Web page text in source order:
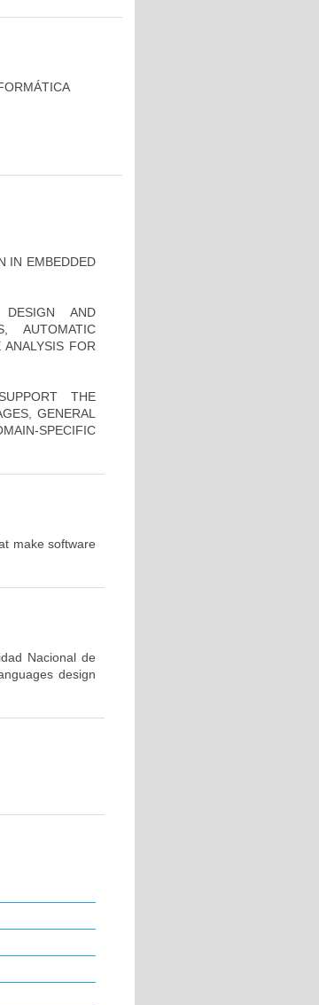
IN EMBEDDED
DESIGN AND
AUTOMATIC
FOR
THE
GENERAL
SPECIFIC
make software
Nacional de
design